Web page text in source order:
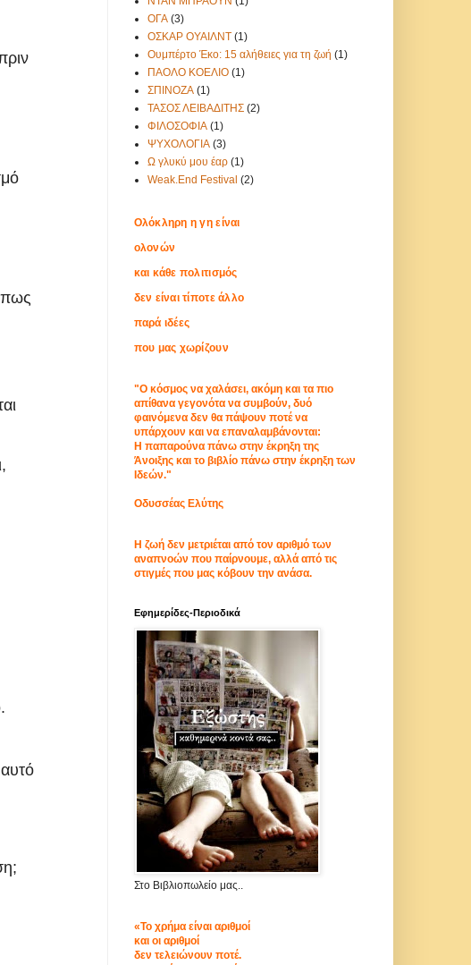
ΟΓΑ (3)
ΟΣΚΑΡ ΟΥΑΙΛΝΤ (1)
Ουμπέρτο Έκο: 15 αλήθειες για τη ζωή (1)
ΠΑΟΛΟ ΚΟΕΛΙΟ (1)
ΣΠΙΝΟΖΑ (1)
ΤΑΣΟΣ ΛΕΙΒΑΔΙΤΗΣ (2)
ΦΙΛΟΣΟΦΙΑ (1)
ΨΥΧΟΛΟΓΙΑ (3)
Ω γλυκύ μου έαρ (1)
Weak.End Festival (2)
Ολόκληρη η γη είναι
ολονών
και κάθε πολιτισμός
δεν είναι τίποτε άλλο
παρά ιδέες
που μας χωρίζουν
"Ο κόσμος να χαλάσει, ακόμη και τα πιο
απίθανα γεγονότα να συμβούν, δυό
φαινόμενα δεν θα πάψουν ποτέ να
υπάρχουν και να επαναλαμβάνονται:
Η παπαρούνα πάνω στην έκρηξη της
Άνοιξης και το βιβλίο πάνω στην έκρηξη των
Ιδεών."
Οδυσσέας Ελύτης
Η ζωή δεν μετριέται από τον αριθμό των
αναπνοών που παίρνουμε, αλλά από τις
στιγμές που μας κόβουν την ανάσα.
Εφημερίδες-Περιοδικά
Στο Βιβλιοπωλείο μας..
«Το χρήμα είναι αριθμοί
και οι αριθμοί
δεν τελειώνουν ποτέ.